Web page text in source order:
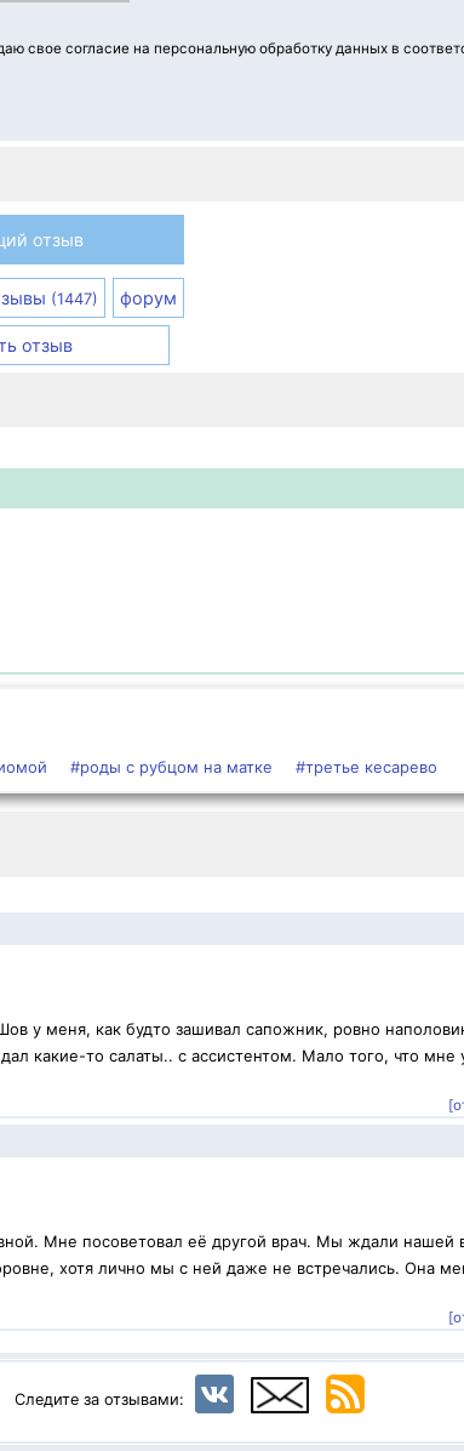
свое согласие на персональную обработку данных в
отзыв
(1447) форум
отзыв
#роды с рубцом на матке #третье кесарево
у меня, как будто зашивал сапожник, ровно
какие-то салаты.. с ассистентом. Мало того, что мне
Мне посоветовал её другой врач. Мы ждали нашей
хотя лично мы с ней даже не встречались. Она
Следите за отзывами: